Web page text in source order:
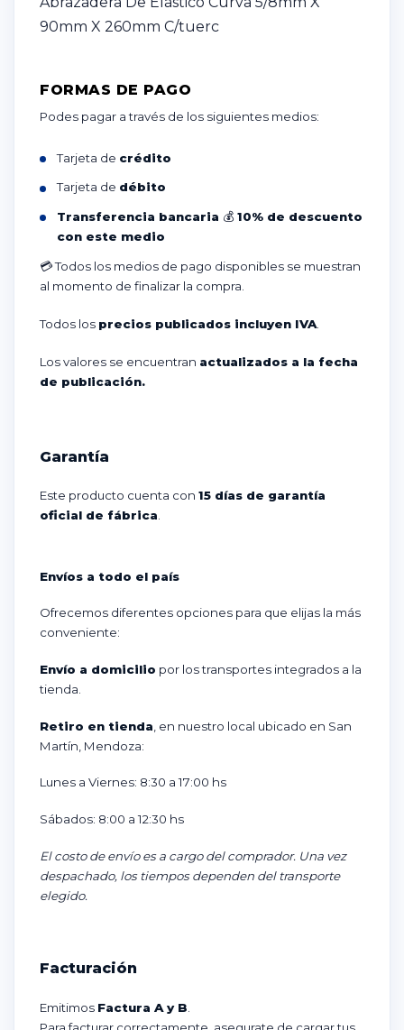
90mm X 260mm C/tuerc
FORMAS DE PAGO
Podes pagar a través de los siguientes medios:
Tarjeta de crédito
Tarjeta de débito
Transferencia bancaria 💰 10% de descuento
con este medio
💳Todos los medios de pago disponibles se muestran
al momento de finalizar la compra.
Todos los precios publicados incluyen IVA
Los valores se encuentran actualizados a la fecha
de publicación.
Garantía
Este producto cuenta con 15 días de garantía
oficial de fábrica
Envíos a todo el país
Ofrecemos diferentes opciones para que elijas la más
conveniente:
Envío a domicilio por los transportes integrados a la
tienda.
Retiro en tienda , en nuestro local ubicado en San
Martín, Mendoza:
Lunes a Viernes: 8:30 a 17:00 hs
Sábados: 8:00 a 12:30 hs
El costo de envío es a cargo del comprador. Una vez
despachado, los tiempos dependen del transporte
elegido.
Facturación
Emitimos Factura A y B
Para facturar correctamente, asegurate de cargar tus